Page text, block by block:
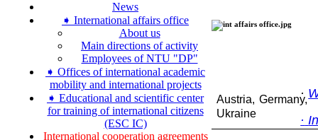
News
➧ International affairs office
About us
Main directions of activity
Employees of NTU "DP"
➧ Offices of international academic
mobility and international projects
➧ Educational and scientific center
for training of international citizens
(ESC IC)
International cooperation agreements
Austria, Germany,
Ukraine
·
·